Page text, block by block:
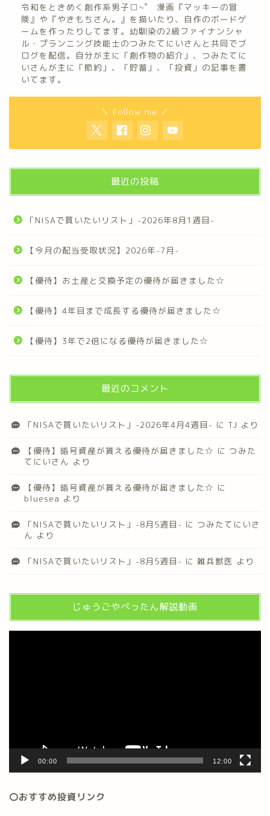
令和をときめく創作系男子□~゜ 漫画『マッキーの冒
険』や『やきもちさん。』を描いたり、自作のボードゲ
ームを作ったりしてます。幼馴染の2級ファイナンシャ
ル・プランニング技能士のつみたてにいさんと共同でブ
ログを配信。自分が主に「創作物の紹介」、つみたてに
いさんが主に「節約」、「貯蓄」、「投資」の記事を書
いてます。
＼ Follow me ／
最近の投稿
「NISAで買いたいリスト」-2026年8月1週目-
【今月の配当受取状況】2026年-7月-
【優待】お土産と交換予定の優待が届きました☆
【優待】4年目まで成長する優待が届きました☆
【優待】3年で2倍になる優待が届きました☆
最近のコメント
「NISAで買いたいリスト」-2026年4月4週目- に TJ より
【優待】暗号資産が貰える優待が届きました☆ に つみた
てにいさん より
【優待】暗号資産が貰える優待が届きました☆ に
bluesea より
「NISAで買いたいリスト」-8月5週目- に つみたてにいさ
ん より
「NISAで買いたいリスト」-8月5週目- に 雑兵獣医 より
じゅうごやぺったん解説動画
00:00 12:00
〇おすすめ投資リンク